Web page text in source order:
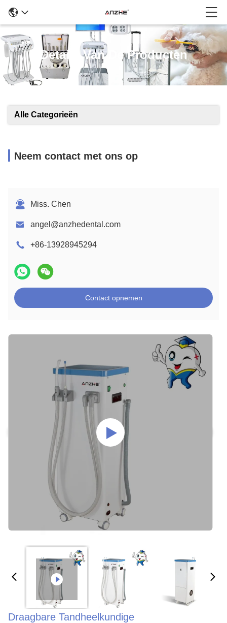
Details Van De Producten
Alle Categorieën
Neem contact met ons op
Miss. Chen
angel@anzhedental.com
+86-13928945294
Contact opnemen
Draagbare Tandheelkundige